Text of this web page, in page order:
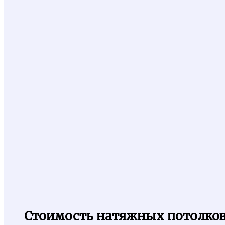
Стоимость натяжных